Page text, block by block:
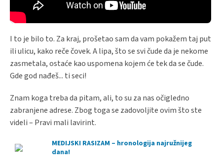
I to je bilo to. Za kraj, prošetao sam da vam pokažem taj put
ili ulicu, kako reče čovek. A lipa, što se svi čude da je nekome
zasmetala, ostaće kao uspomena kojem će tek da se čude.
Gde god nađeš... ti seci!
Znam koga treba da pitam, ali, to su za nas očigledno
zabranjene adrese. Zbog toga se zadovoljite ovim što ste
videli – Pravi mali lavirint.
MEDIJSKI RASIZAM – hronologija najružnijeg
dana!